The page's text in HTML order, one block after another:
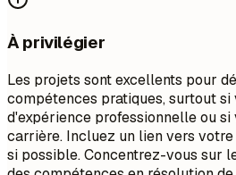
À privilégier
Les projets sont excellents pour
compétences pratiques, surtout si
d'expérience professionnelle ou si
carrière. Incluez un lien vers
si possible. Concentrez-vous sur